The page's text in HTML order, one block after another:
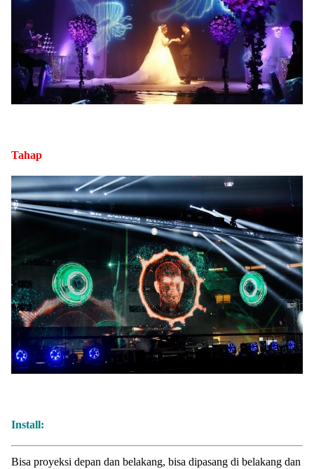
Tahap
Install:
Bisa proyeksi depan dan belakang, bisa dipasang di belakang dan